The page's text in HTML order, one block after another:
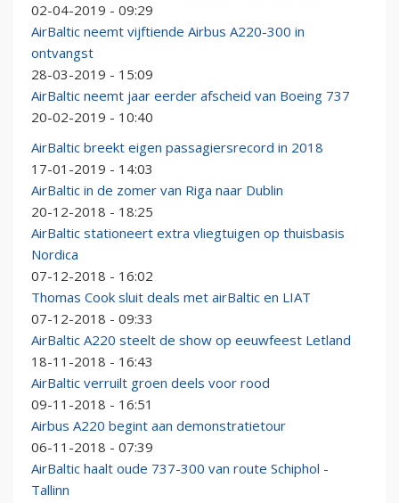
02-04-2019 - 09:29
AirBaltic neemt vijftiende Airbus A220-300 in
ontvangst
28-03-2019 - 15:09
AirBaltic neemt jaar eerder afscheid van Boeing 737
20-02-2019 - 10:40
AirBaltic breekt eigen passagiersrecord in 2018
17-01-2019 - 14:03
AirBaltic in de zomer van Riga naar Dublin
20-12-2018 - 18:25
AirBaltic stationeert extra vliegtuigen op thuisbasis
Nordica
07-12-2018 - 16:02
Thomas Cook sluit deals met airBaltic en LIAT
07-12-2018 - 09:33
AirBaltic A220 steelt de show op eeuwfeest Letland
18-11-2018 - 16:43
AirBaltic verruilt groen deels voor rood
09-11-2018 - 16:51
Airbus A220 begint aan demonstratietour
06-11-2018 - 07:39
AirBaltic haalt oude 737-300 van route Schiphol -
Tallinn